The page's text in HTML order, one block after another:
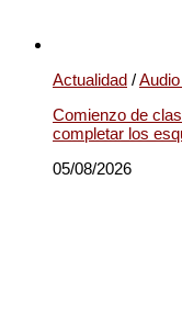
Actualidad /
Comienzo de
completar los
05/08/2026